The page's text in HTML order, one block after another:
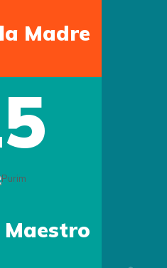
Madre